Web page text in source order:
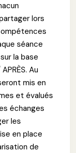
lors
séance
la base
Au
mis en
et évalués
échanges
les
en place
de